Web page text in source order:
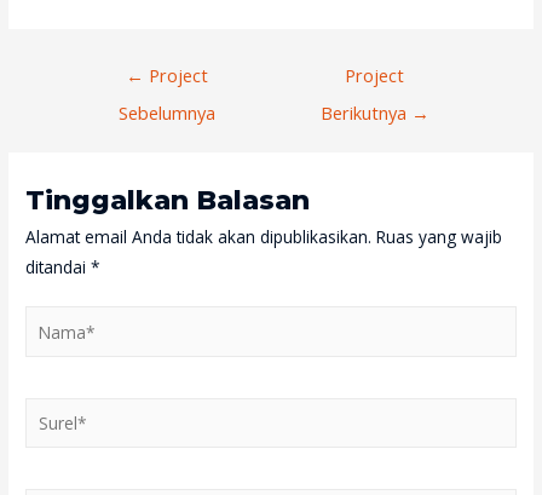
Navigasi
Pos
← Project
Sebelumnya
Project
Berikutnya →
Tinggalkan Balasan
Alamat email Anda tidak akan dipublikasikan. Ruas yang wajib
ditandai*
Surel*